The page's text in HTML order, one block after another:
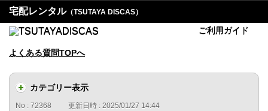
宅配レンタル（TSUTAYA DISCAS）
ご利用ガイド
よくある質問TOPへ
カテゴリー表示
No : 72368 更新日時 : 2025/01/27 14:44